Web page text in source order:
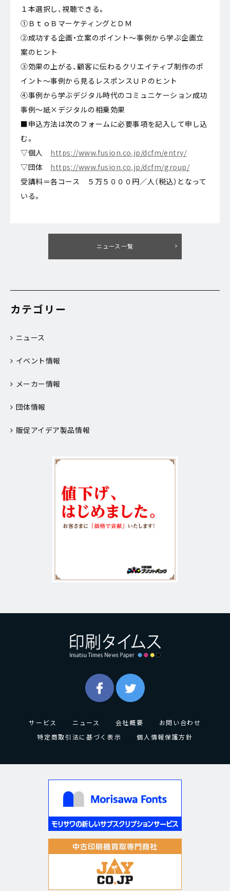
１本選択し、視聴できる。
①ＢｔｏＢマーケティングとＤＭ
②成功する企画・立案のポイント～事例から学ぶ企画立
案のヒント
③効果の上がる、顧客に伝わるクリエイティブ制作のポ
イント～事例から見るレスポンスＵＰのヒント
④事例から学ぶデジタル時代のコミュニケーション成功
事例～紙×デジタルの相乗効果
■申込方法は次のフォームに必要事項を記入して申し込
む。
▽個人 https://www.fusion.co.jp/dcfm/entry/
▽団体 https://www.fusion.co.jp/dcfm/group/
受講料＝各コース ５万５０００円／人（税込）となって
いる。
ニュース一覧
カテゴリー
ニュース
イベント情報
メーカー情報
団体情報
販促アイデア製品情報
サービス ニュース 会社概要
お問い合わせ
特定商取引法に基づく表示
個人情報保護方針